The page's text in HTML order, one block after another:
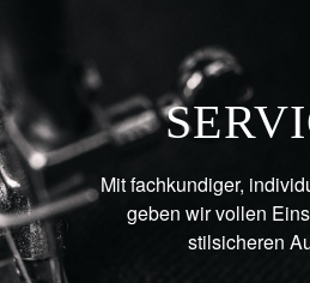
Mit fachkundiger,
geben wir vollen
stilsicheren